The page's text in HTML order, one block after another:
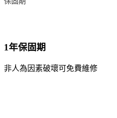
1年保固期
非人為因素破壞可免費維修